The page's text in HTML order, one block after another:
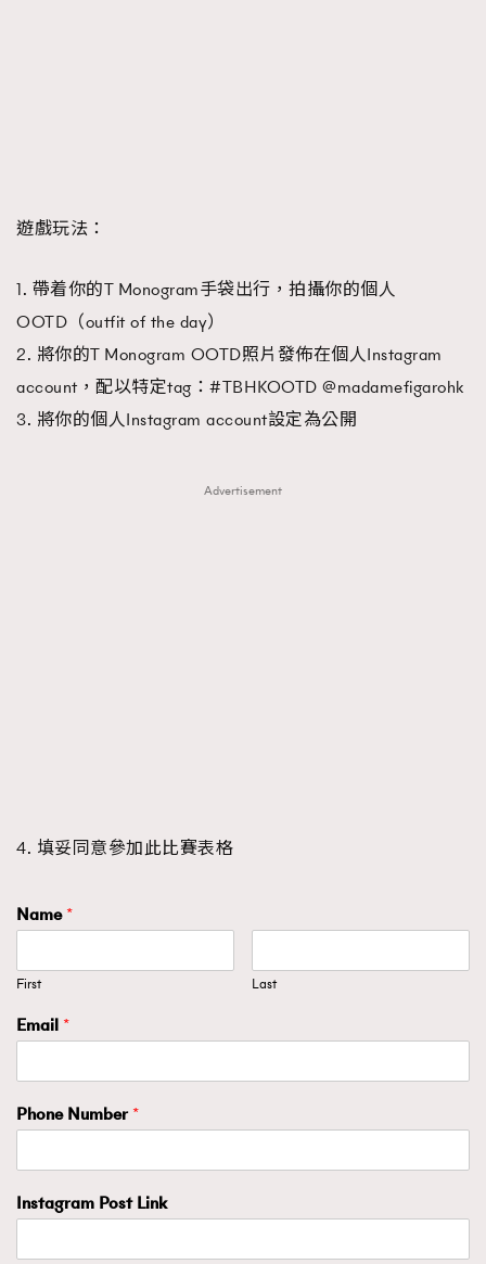
遊戲玩法：
1. 帶着你的T Monogram手袋出行，拍攝你的個人
OOTD（outfit of the day）
2. 將你的T Monogram OOTD照片發佈在個人Instagram
account，配以特定tag：#TBHKOOTD @madamefigarohk
3. 將你的個人Instagram account設定為公開
Advertisement
4. 填妥同意參加此比賽表格
Name*
First Last
Email *
Phone Number*
Instagram Post Link